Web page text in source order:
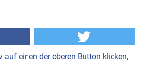
auf einen der oberen Button klicken,